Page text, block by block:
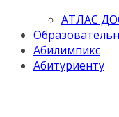
АТЛАС
Абилимпикс
Абитуриенту